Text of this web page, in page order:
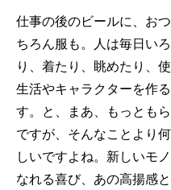
仕事の後のビールに、お
ちろん服も。人は毎日い
り、着たり、眺めたり、
生活やキャラクターを作
す。と、まあ、もっとも
ですが、そんなことより
しいですよね。新しいモ
なれる喜び、あの高揚感